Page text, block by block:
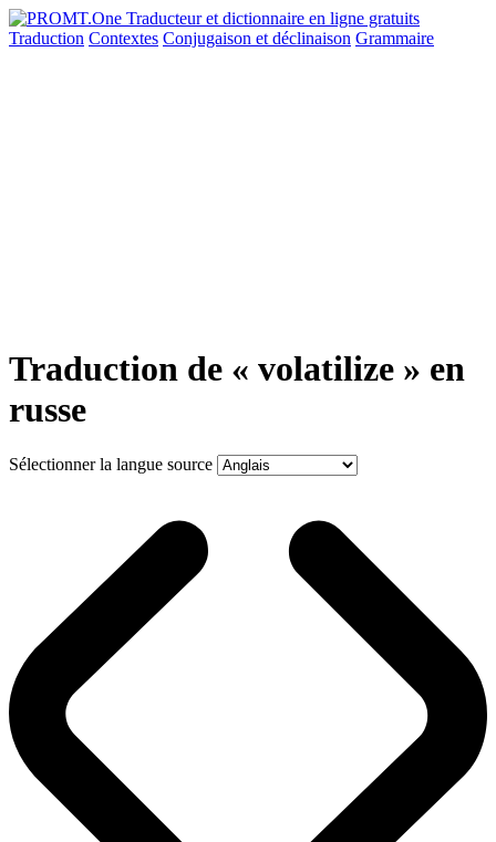
Traduction Contextes Conjugaison et déclinaison Grammaire
Traduction de « volatilize » en
russe
Sélectionner la langue source